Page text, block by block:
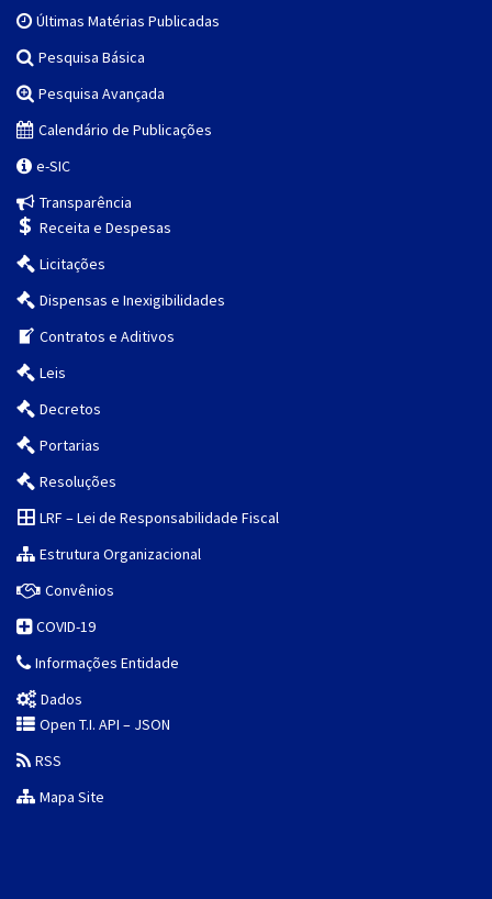
Últimas Matérias Publicadas
Pesquisa Básica
Pesquisa Avançada
Calendário de Publicações
e-SIC
Transparência
Receita e Despesas
Licitações
Dispensas e Inexigibilidades
Contratos e Aditivos
Leis
Decretos
Portarias
Resoluções
LRF – Lei de Responsabilidade Fiscal
Estrutura Organizacional
Convênios
COVID-19
Informações Entidade
Dados
Open T.I. API – JSON
RSS
Mapa Site